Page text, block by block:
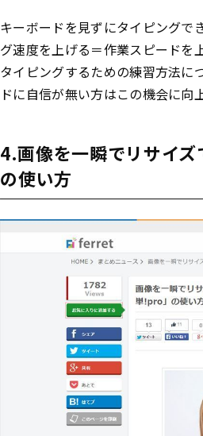
キーボードを見ずにタイピングで
グ速度を上げる＝作業スピードを
タイピングするための練習方法に
ドに自信が無い方はこの機会に向
4.画像を一瞬でリサイ
の使い方